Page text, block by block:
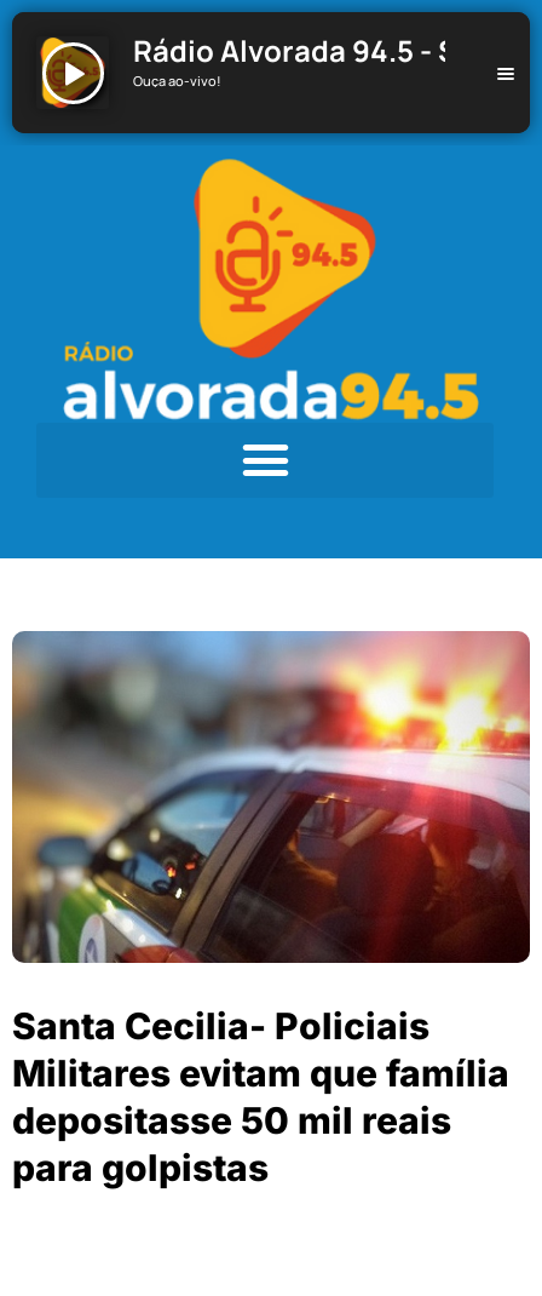
Rádio Alvorada 94.5 - Santa
Ouça ao-vivo!
Santa Cecilia- Policiais
Militares evitam que família
depositasse 50 mil reais
para golpistas